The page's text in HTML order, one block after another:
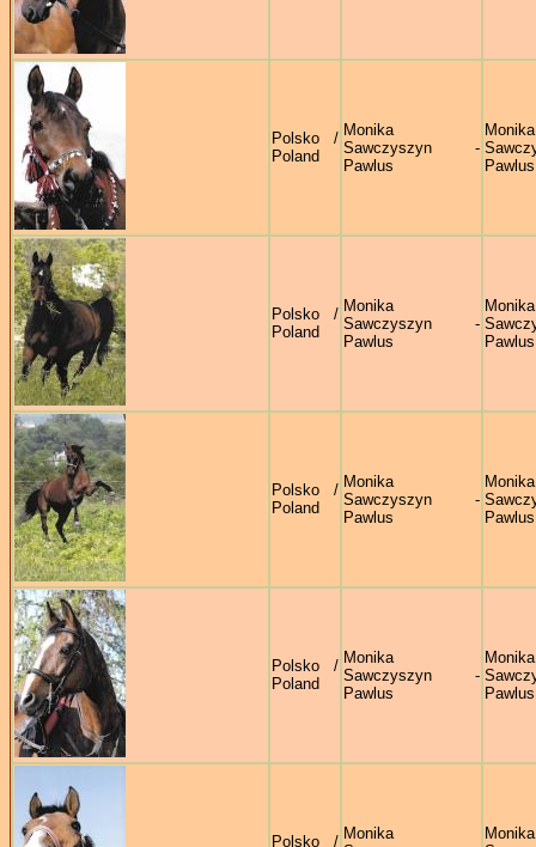
Polsko /
Poland
Monika
Sawczyszyn -
Pawlus
Monika
Pawlus
Polsko /
Poland
Monika
Sawczyszyn -
Pawlus
Monika
Pawlus
Polsko /
Poland
Monika
Sawczyszyn -
Pawlus
Monika
Pawlus
Polsko /
Poland
Monika
Sawczyszyn -
Pawlus
Monika
Pawlus
Polsko / Monika
Monika